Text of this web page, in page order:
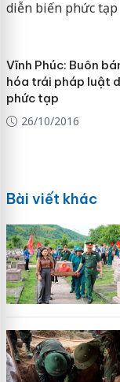
Vĩnh Phúc: Buôn
hóa trái pháp luật
phức tạp
26/10/2016
Bài viết khác